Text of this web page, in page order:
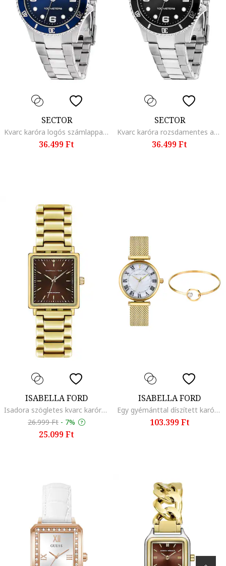
SECTOR
Kvarc karóra logós számlappal, Ezüstszín
36.499 Ft
SECTOR
Kvarc karóra rozsdamentes acélszíjjal, Ezüstszín
36.499 Ft
ISABELLA FORD
Isadora szögletes kvarc karóra, Aranyszín
26.999 Ft - 7%
25.099 Ft
ISABELLA FORD
Egy gyémánttal díszített karóra és karperec szett, Aranyszín
103.399 Ft